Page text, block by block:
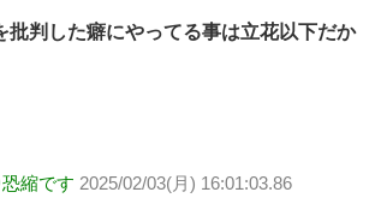
批判した癖にやってる事は立花以下だか
縮です 2025/02/03(月) 16:01:03.86